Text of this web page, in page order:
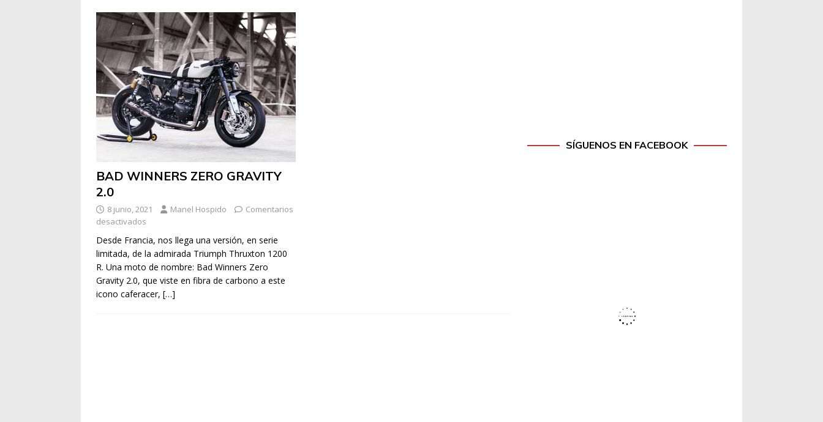
BAD WINNERS ZERO GRAVITY
2.0
8 junio, 2021 Manel Hospido
Comentarios
desactivados
Desde Francia, nos llega una versión, en serie
limitada, de la admirada Triumph Thruxton 1200
R. Una moto de nombre: Bad Winners Zero
Gravity 2.0, que viste en fibra de carbono a este
icono caferacer, […]
SÍGUENOS EN FACEBOOK